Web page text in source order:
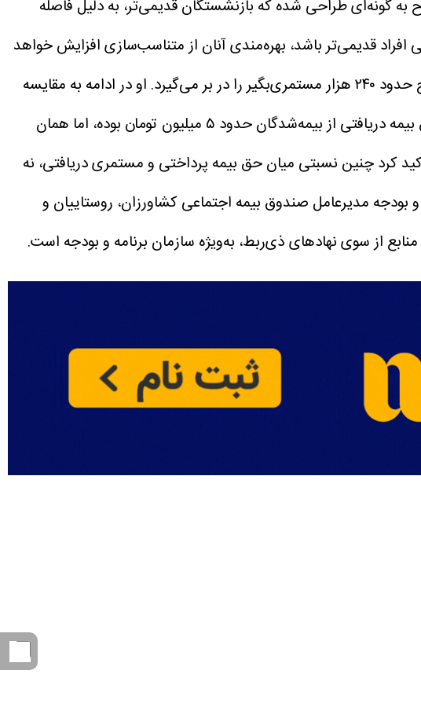
به گونه‌ای طراحی شده که بازنشستگان قدیمی‌تر، به دلیل فاصله
قدیمی‌تر باشد، بهره‌مندی آنان از متناسب‌سازی افزایش خواهد
می‌گیرد.
او در ادامه به مقایسه
ساختار پرداختی این صندوق با سایر صندوق‌های بیمه‌ای کشور پرداخت و گفت: «در سال گذشته، حداکثر حق بیمه دریافتی از بیمه‌شدگان حدود ۵ میلیون تومان بوده، اما همان
کرد چنین نسبتی میان حق بیمه پرداختی و مستمری دریافتی، نه
بودجه مدیرعامل صندوق بیمه اجتماعی کشاورزان، روستاییان و
از سوی نهادهای ذی‌ربط، به‌ویژه سازمان برنامه و بودجه است.